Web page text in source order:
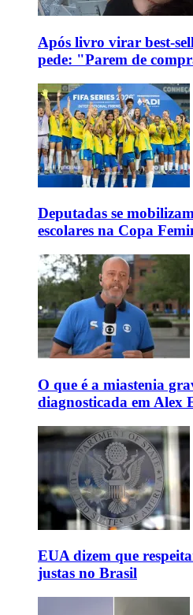
Após livro virar best-
pede: "Parem de
Deputadas se
escolares na Copa
O que é a miastenia
diagnosticada em Alex
EUA dizem que
justas no Brasil